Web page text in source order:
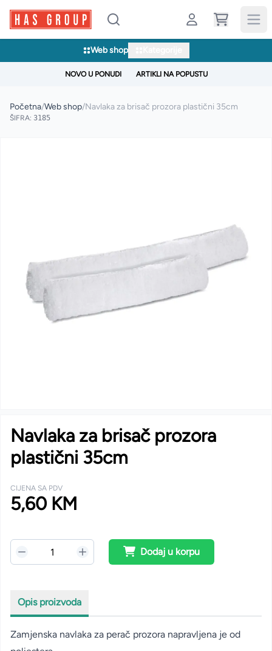
Web shop
NOVO U PONUDI ARTIKLI NA POPUSTU
Početna/Web shop/Navlaka za brisač prozora plastični 35cm
ŠIFRA: 3185
Navlaka za brisač prozora
plastični 35cm
CIJENA SA PDV
5,60 KM
Dodaj u korpu
Opis proizvoda
Zamjenska navlaka za perač prozora napravljena je od